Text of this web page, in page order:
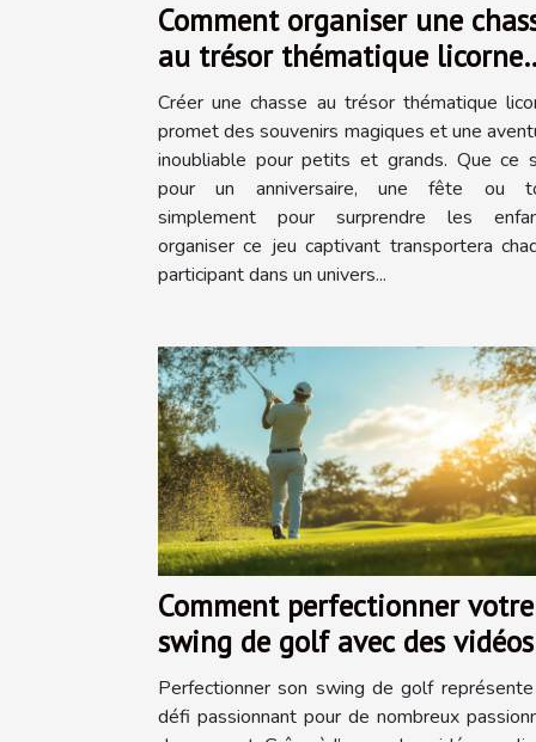
Comment organiser une
au trésor thématique licorne
inoubliable ?
Créer une chasse au trésor thématique
promet des souvenirs magiques et une
inoubliable pour petits et grands. Que ce
pour un anniversaire, une fête ou
simplement pour surprendre les
organiser ce jeu captivant transportera
participant dans un univers...
Comment perfectionner votre
swing de golf avec des vidéos
en ligne
Perfectionner son swing de golf
défi passionnant pour de nombreux